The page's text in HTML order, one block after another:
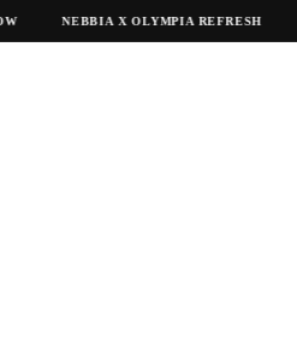
NEBBIA X OLYMPIA REFRESH